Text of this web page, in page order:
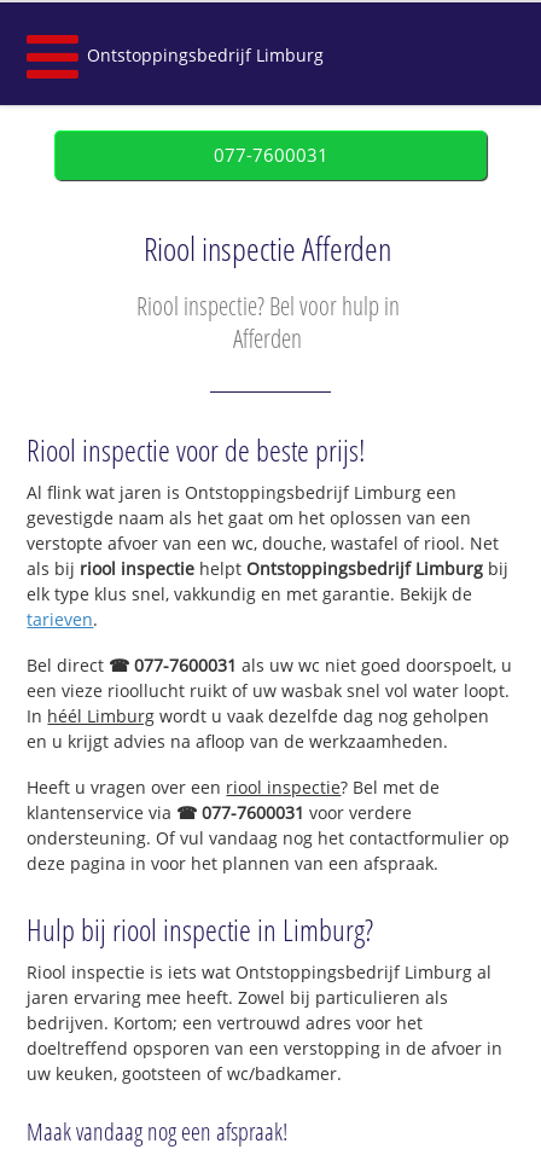
Ontstoppingsbedrijf Limburg
077-7600031
Riool inspectie Afferden
Riool inspectie? Bel voor hulp in
Afferden
Riool inspectie voor de beste prijs!
Al flink wat jaren is Ontstoppingsbedrijf Limburg een
gevestigde naam als het gaat om het oplossen van een
verstopte afvoer van een wc, douche, wastafel of riool. Net
als bij riool inspectie helptOntstoppingsbedrijf Limburg bij
elk type klus snel, vakkundig en met garantie. Bekijk de
tarieven.
Bel direct ☎ 077-7600031 als uw wc niet goed doorspoelt, u
een vieze rioollucht ruikt of uw wasbak snel vol water loopt.
In héél Limburg wordt u vaak dezelfde dag nog geholpen
en u krijgt advies na afloop van de werkzaamheden.
Heeft u vragen over een riool inspectie? Bel met de
klantenservice via ☎ 077-7600031 voor verdere
ondersteuning. Of vul vandaag nog het contactformulier op
deze pagina in voor het plannen van een afspraak.
Hulp bij riool inspectie in Limburg?
Riool inspectie is iets wat Ontstoppingsbedrijf Limburg al
jaren ervaring mee heeft. Zowel bij particulieren als
bedrijven. Kortom; een vertrouwd adres voor het
doeltreffend opsporen van een verstopping in de afvoer in
uw keuken, gootsteen of wc/badkamer.
Maak vandaag nog een afspraak!